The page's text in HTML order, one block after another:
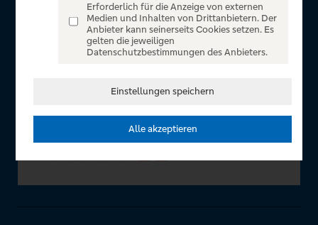
unserem einzigartigen Portal finden Sie Tickets für
atemberaubende Konzerte, Musicals und Shows, die
Fußball-Bundesliga sowie die Champions League und die
In Zusammenarbeit mit
Erforderlich für die Anzeige von externen
Medien und Inhalten von Drittanbietern. Der
Anbieter kann seinerseits Cookies setzen. Es
gelten die jeweiligen
Datenschutzbestimmungen des Anbieters.
Einstellungen speichern
Alle akzeptieren